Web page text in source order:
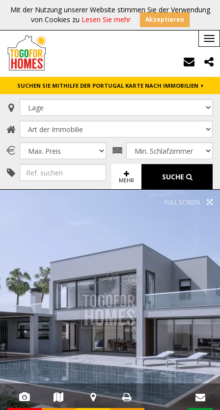
Mit der Nutzung unserer Website stimmen Sie der Verwendung
von Cookies zu Lesen Sie mehr Akzeptieren
SUCHEN SIE MITHILFE DER PORTUGAL KARTE NACH IMMOBILIEN
MEHR SUCHE
FULL SCREEN